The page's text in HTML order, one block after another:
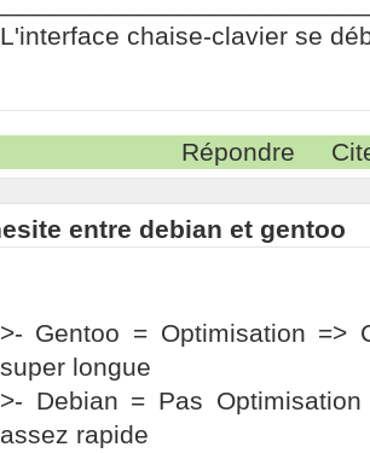
L'interface chaise-clavier se
Répondre
entre debian et gentoo
>- Gentoo = Optimisation =>
super longue
>- Debian = Pas
assez rapide